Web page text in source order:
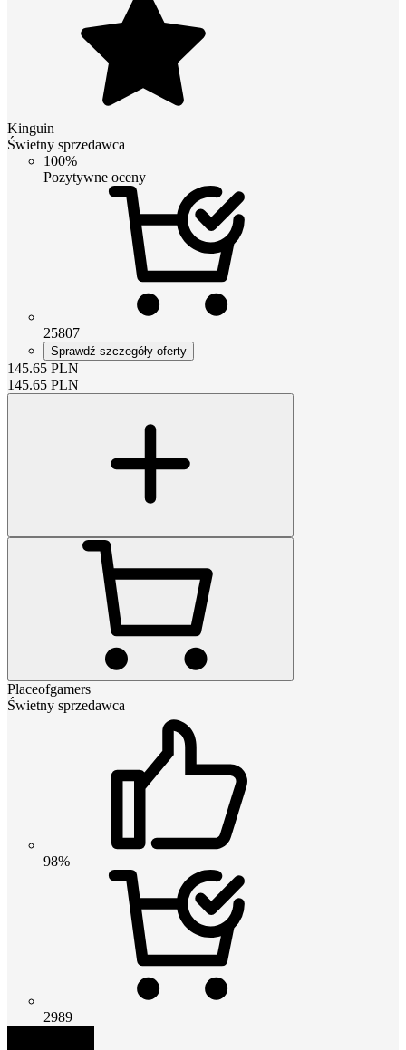
Kinguin
Świetny sprzedawca
100%
Pozytywne oceny
25807
Sprawdź szczegóły oferty
145.65 PLN
145.65 PLN
Placeofgamers
Świetny sprzedawca
98%
2989